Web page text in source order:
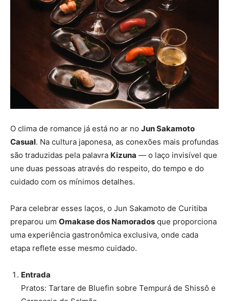
O clima de romance já está no ar no Jun Sakamoto
Casual. Na cultura japonesa, as conexões mais profundas
são traduzidas pela palavra Kizuna — o laço invisível que
une duas pessoas através do respeito, do tempo e do
cuidado com os mínimos detalhes.
Para celebrar esses laços, o Jun Sakamoto de Curitiba
preparou um Omakase dos Namorados que proporciona
uma experiência gastronômica exclusiva, onde cada
etapa reflete esse mesmo cuidado.
Entrada
Pratos: Tartare de Bluefin sobre Tempurá de Shissô e